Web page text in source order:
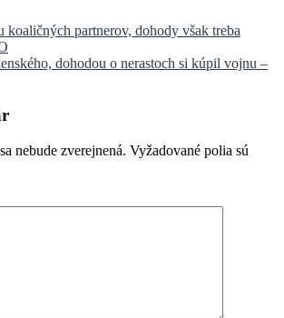
koaličných partnerov, dohody však treba
dohodou o nerastoch si kúpil vojnu –
nebude zverejnená. Vyžadované polia sú